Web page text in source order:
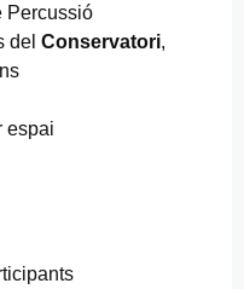
Percussió
del Conservatori,
espai